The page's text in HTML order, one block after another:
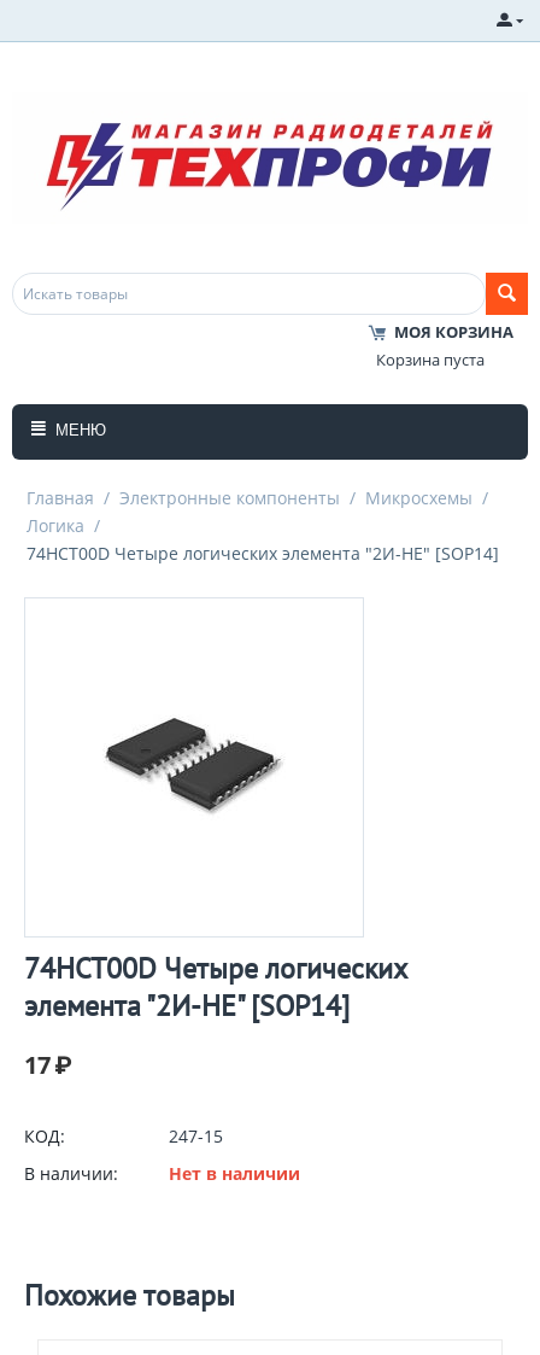
МОЯ КОРЗИНА
Корзина пуста
МЕНЮ
Главная / Электронные компоненты / Микросхемы /
Логика /
74HCT00D Четыре логических элемента "2И-НЕ" [SOP14]
74HCT00D Четыре логических
элемента "2И-НЕ" [SOP14]
17₽
КОД:
247-15
В наличии:
Нет в наличии
Похожие товары